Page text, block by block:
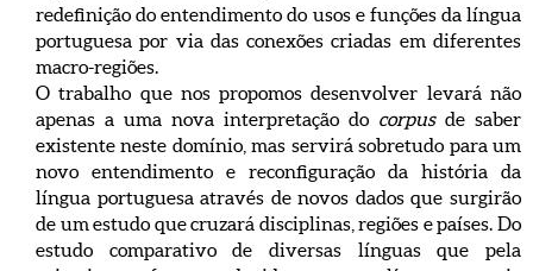
redefinição do entendimento do usos e funções da língua
portuguesa por via das conexões criadas em diferentes
macro-regiões.
O trabalho que nos propomos desenvolver levará não
apenas a uma nova interpretação do corpusde saber
existente neste domínio, mas servirá sobretudo para um
novo entendimento e reconfiguração da história da
língua portuguesa através de novos dados que surgirão
de um estudo que cruzará disciplinas, regiões e países. Do
estudo comparativo de diversas línguas que pela